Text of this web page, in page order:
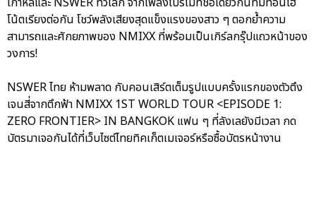
โน้ตเรียงต่อกัน โชว์พลังเสียงสุดแข็งแรงของสาว ๆ ตอกย้ำความ
สามารถและศักยภาพของ NMIXX ที่พร้อมเป็นเกิร์ลกรุ๊ปแถวหน้าของ
วงการ!
NSWER ไทย ห้ามพลาด กับคอนเสิร์ตเต็มรูปแบบครั้งแรกของตัวตึง
เจนสี่จากตึกฟ้า NMIXX 1ST WORLD TOUR <EPISODE 1:
ZERO FRONTIER> IN BANGKOK แฟน ๆ ที่ลังเลยังมีเวลา กด
บัตรมาเจอกันได้ที่เว็บไซต์ไทยทิคเก็ตเมเจอร์หรือซื้อบัตรหน้างาน